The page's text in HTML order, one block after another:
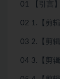
01 【引言
02 1.【剪
03 2.【剪
04 3.【剪